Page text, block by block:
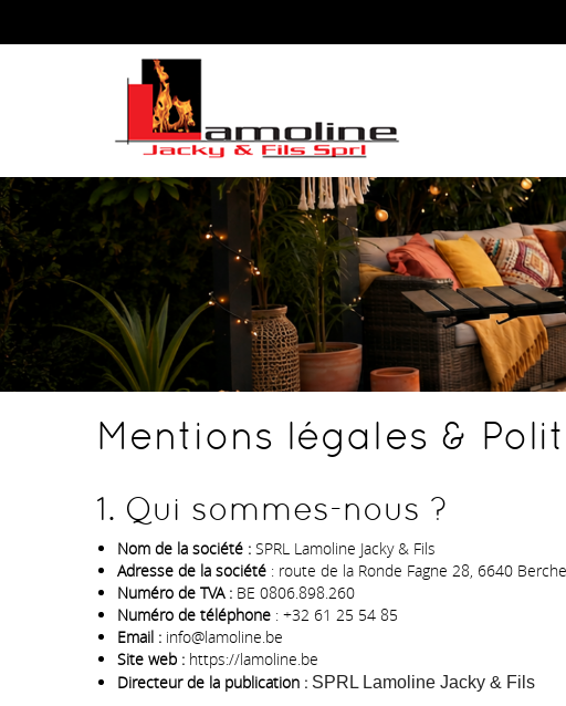
Mentions légales &
1. Qui sommes-nous ?
Nom de la société : SPRL Lamoline Jacky & Fils
Adresse de la société : route de la Ronde Fagne 28, 6640
Numéro de TVA : BE 0806.898.260
Numéro de téléphone : +32 61 25 54 85
Email : info@lamoline.be
Site web : https://lamoline.be
Directeur de la publication : SPRL Lamoline Jacky & Fils